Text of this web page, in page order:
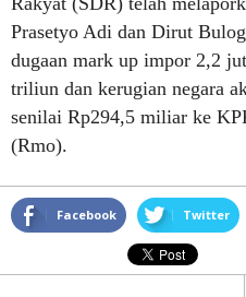
Prasetyo Adi dan Dirut
dugaan mark up impor 2,2
triliun dan kerugian negara
senilai Rp294,5 miliar ke
(Rmo).
Facebook Twitter